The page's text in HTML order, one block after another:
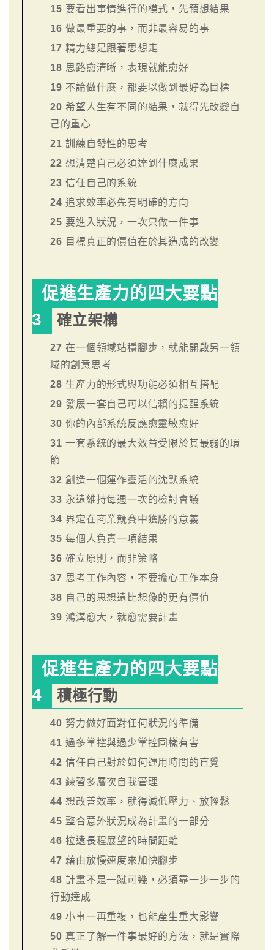
15 要看出事情進行的模式，先預想結果
16 做最重要的事，而非最容易的事
17 精力總是跟著思想走
18 思路愈清晰，表現就能愈好
19 不論做什麼，都要以做到最好為目標
20 希望人生有不同的結果，就得先改變自
己的重心
21 訓練自發性的思考
22 想清楚自己必須達到什麼成果
23 信任自己的系統
24 追求效率必先有明確的方向
25 要進入狀況，一次只做一件事
26 目標真正的價值在於其造成的改變
促進生產力的四大要點
3
確立架構
27 在一個領域站穩腳步，就能開啟另一領
域的創意思考
28 生產力的形式與功能必須相互搭配
29 發展一套自己可以信賴的提醒系統
30 你的內部系統反應愈靈敏愈好
31 一套系統的最大效益受限於其最弱的環
節
32 創造一個運作靈活的沈默系統
33 永遠維持每週一次的檢討會議
34 界定在商業競賽中獲勝的意義
35 每個人負責一項結果
36 確立原則，而非策略
37 思考工作內容，不要擔心工作本身
38 自己的思想遠比想像的更有價值
39 鴻溝愈大，就愈需要計畫
促進生產力的四大要點
4
積極行動
40 努力做好面對任何狀況的準備
41 過多掌控與過少掌控同樣有害
42 信任自己對於如何運用時間的直覺
43 練習多層次自我管理
44 想改善效率，就得減低壓力、放輕鬆
45 整合意外狀況成為計畫的一部分
46 拉遠長程展望的時間距離
47 藉由放慢速度來加快腳步
48 計畫不是一蹴可幾，必須靠一步一步的
行動達成
49 小事一再重複，也能產生重大影響
50 真正了解一件事最好的方法，就是實際